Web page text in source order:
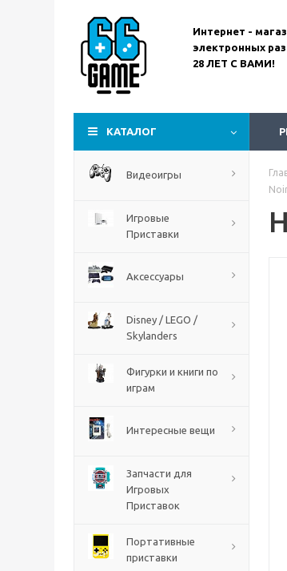
Интернет -
электронных
28 ЛЕТ С ВАМИ!
КАТАЛОГ
Видеоигры
Игровые
Приставки
Аксессуары
Disney / LEGO /
Skylanders
Фигурки и книги по
играм
Интересные вещи
Запчасти для
Игровых
Приставок
Портативные
приставки
The Blood of Dawnwalker